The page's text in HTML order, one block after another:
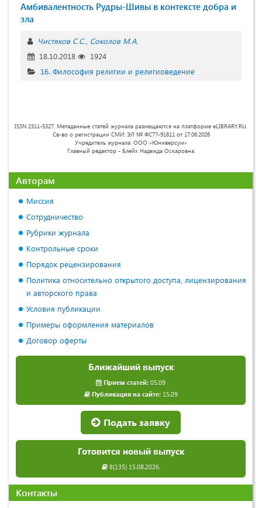
Амбивалентность Рудры-Шивы в контексте добра и
зла
Чистяков С.С. Соколов М.А.
18.10.2018
1924
16. Философия религии и религиоведение
ISSN 2311-5327. Метаданные статей журнала размещаются на платформе eLIBRARY.RU.
Св-во о регистрации СМИ: ЭЛ № ФС77-91811 от 17.06.2026
Учредитель журнала: ООО «Юниверсум»
Главный редактор - Блейх Надежда Оскаровна.
Авторам
Миссия
Сотрудничество
Рубрики журнала
Контрольные сроки
Порядок рецензирования
Политика относительно открытого доступа, лицензирования
и авторского права
Условия публикации
Примеры оформления материалов
Договор оферты
Ближайший выпуск
Прием статей: 05.09
Публикация на сайте:15.09
Подать заявку
Готовится новый выпуск
8(135) 15.08.2026.
Контакты